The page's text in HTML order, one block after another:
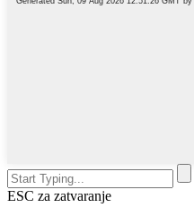
ESC za zatvaranje